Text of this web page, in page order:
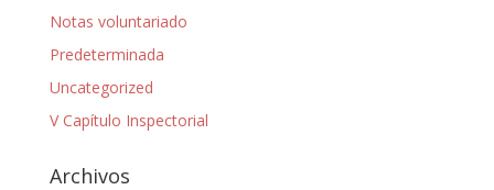
Notas voluntariado
Predeterminada
Uncategorized
V Capítulo Inspectorial
Archivos